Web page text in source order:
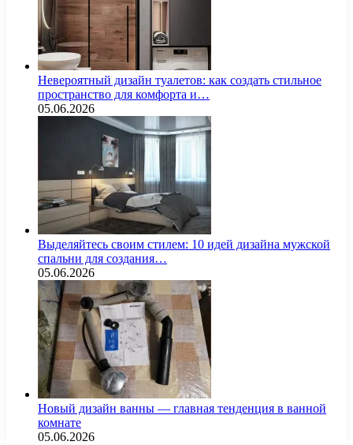
Невероятный дизайн туалетов: как создать стильное
пространство для комфорта и…
05.06.2026
Выделяйтесь своим стилем: 10 идей дизайна мужской
спальни для создания…
05.06.2026
Новый дизайн ванны — главная тенденция в ванной
комнате
05.06.2026